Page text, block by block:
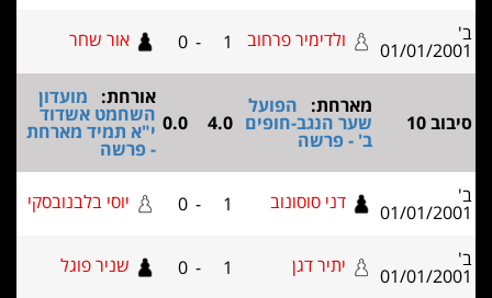
01/01/ ולדימיר פרחוב 1
0 אור שחר
10
מארחת:הפועל
שער הנגב-חופים
ב' - פרשה
4.0
0.0
אורחת:מועדון
השחמט אשדוד
י"א תמיד מארחת
- פרשה
01/01/ דני סוסונוב 1
0 יוסי בלבנובסקי
01/01/ יתיר דגן 0 שניר פוגל